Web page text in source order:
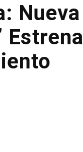
Nueva
Estrena